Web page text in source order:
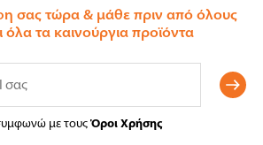
σας τώρα & μάθε πριν από όλους
όλα τα καινούργια προϊόντα
με τουςΌροι Χρήσης